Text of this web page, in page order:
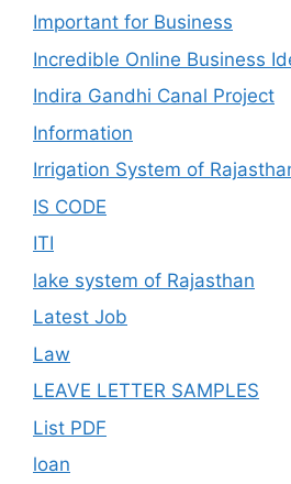
Important for Business
Incredible Online Business
Indira Gandhi Canal Project
Information
Irrigation System of
IS CODE
ITI
lake system of Rajasthan
Latest Job
Law
LEAVE LETTER SAMPLES
List PDF
loan